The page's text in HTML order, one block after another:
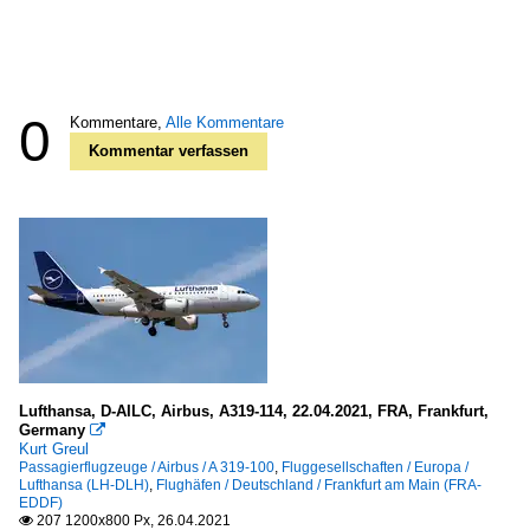
0 Kommentare, Alle Kommentare
Kommentar verfassen
Lufthansa, D-AILC, Airbus, A319-114, 22.04.2021, FRA, Frankfurt,
Germany 
Kurt Greul
Passagierflugzeuge / Airbus / A 319-100, Fluggesellschaften / Europa /
Lufthansa (LH-DLH), Flughäfen / Deutschland / Frankfurt am Main (FRA-
EDDF)
 207 1200x800 Px, 26.04.2021